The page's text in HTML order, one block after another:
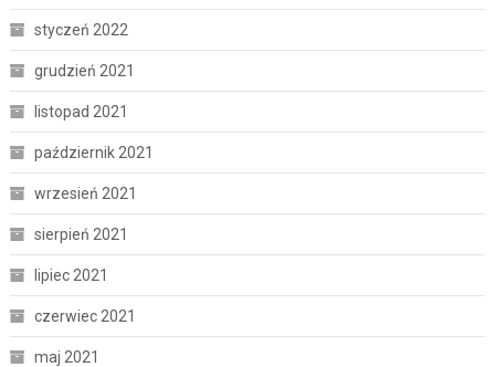
styczeń 2022
grudzień 2021
listopad 2021
październik 2021
wrzesień 2021
sierpień 2021
lipiec 2021
czerwiec 2021
maj 2021